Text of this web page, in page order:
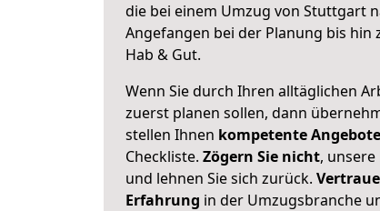
die bei einem Umzug von Stuttgart
Angefangen bei der Planung bis
Hab & Gut.
Wenn Sie durch Ihren alltäglichen
zuerst planen sollen, dann
stellen Ihnen kompetente Angebote
Checkliste. Zögern Sie nicht,
und lehnen Sie sich zurück.
Erfahrung in der Umzugsbranche